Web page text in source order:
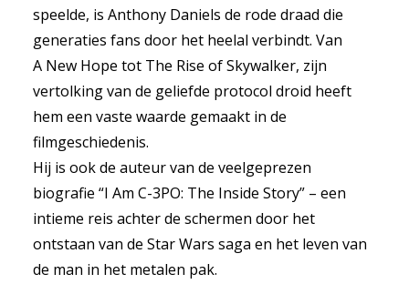
speelde, is Anthony Daniels de rode draad die
generaties fans door het heelal verbindt. Van
A New Hope tot The Rise of Skywalker, zijn
vertolking van de geliefde protocol droid heeft
hem een vaste waarde gemaakt in de
filmgeschiedenis.
Hij is ook de auteur van de veelgeprezen
biografie “I Am C-3PO: The Inside Story” – een
intieme reis achter de schermen door het
ontstaan van de Star Wars saga en het leven van
de man in het metalen pak.